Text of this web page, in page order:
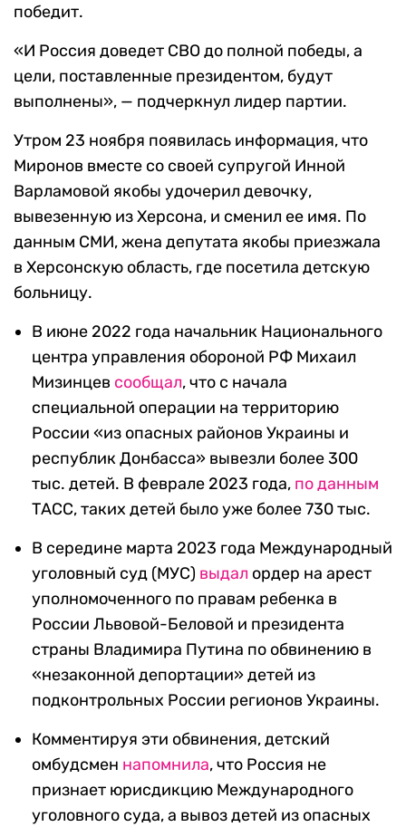
победит.
«И Россия доведет СВО до полной победы, а
цели, поставленные президентом, будут
выполнены», — подчеркнул лидер партии.
Утром 23 ноября появилась информация, что
Миронов вместе со своей супругой Инной
Варламовой якобы удочерил девочку,
вывезенную из Херсона, и сменил ее имя. По
данным СМИ, жена депутата якобы приезжала
в Херсонскую область, где посетила детскую
больницу.
В июне 2022 года начальник Национального
центра управления обороной РФ Михаил
Мизинцев сообщал, что с начала
специальной операции на территорию
России «из опасных районов Украины и
республик Донбасса» вывезли более 300
тыс. детей. В феврале 2023 года, по данным
ТАСС, таких детей было уже более 730 тыс.
В середине марта 2023 года Международный
уголовный суд (МУС) выдал ордер на арест
уполномоченного по правам ребенка в
России Львовой-Беловой и президента
страны Владимира Путина по обвинению в
«незаконной депортации» детей из
подконтрольных России регионов Украины.
Комментируя эти обвинения, детский
омбудсмен напомнила, что Россия не
признает юрисдикцию Международного
уголовного суда, а вывоз детей из опасных